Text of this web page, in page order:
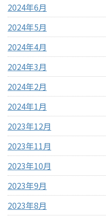
2024年6月
2024年5月
2024年4月
2024年3月
2024年2月
2024年1月
2023年12月
2023年11月
2023年10月
2023年9月
2023年8月